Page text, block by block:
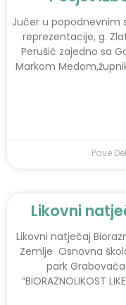
Jučer u popodnevnim
reprezentacije, g.
Perušić zajedno sa
Markom
Pave
Likovni
Likovni natječaj
Zemlje Osnovna
park
“BIORAZNOLIKOST